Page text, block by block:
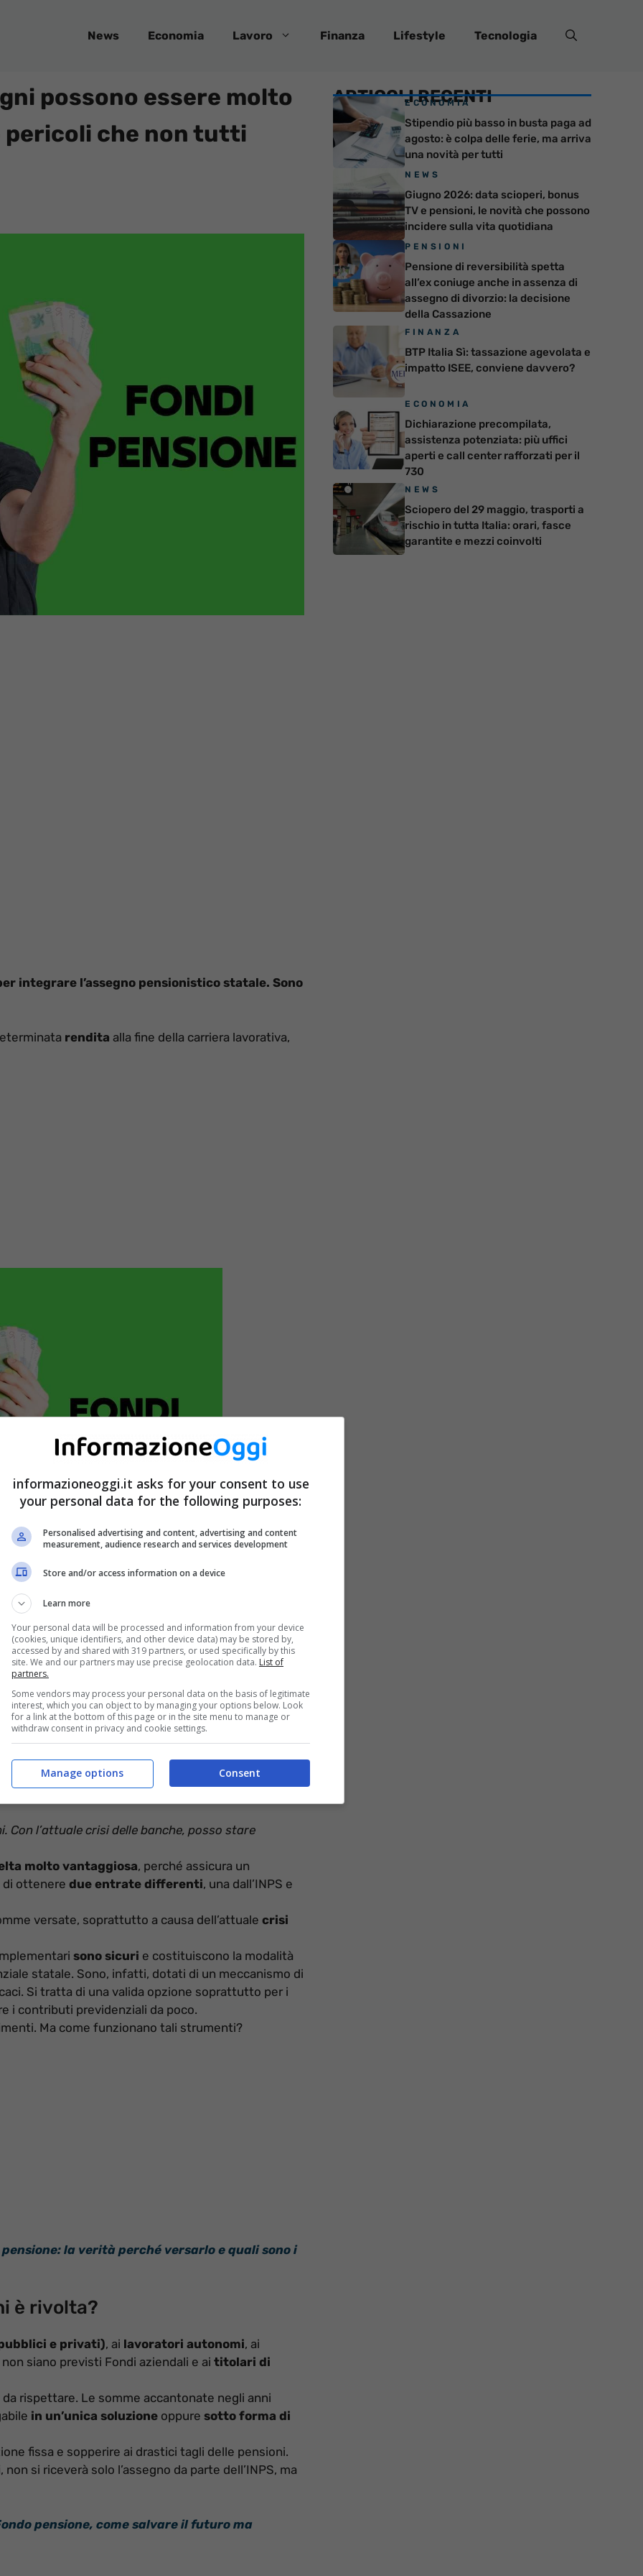
News Economia Lavoro Finanza Lifestyle Tecnologia
possono essere molto
pericoli che non tutti
integrare l’assegno pensionistico statale. Sono
rendita alla fine della carriera lavorativa,
delle somme versate dagli iscritti, nel corso della
della pensione. La somma maturata negli anni,
presupposti per l’erogazione dell’assegno
è necessario informarsi sui vantaggi e sugli
Con l’attuale crisi delle banche, posso stare
molto vantaggiosa, perché assicura un
di ottenere due entrate differenti, una dall’INPS e
versate, soprattutto a causa dell’attuale crisi
sono sicuri e costituiscono la modalità
statale. Sono, infatti, dotati di un meccanismo di
Si tratta di una valida opzione soprattutto per i
i contributi previdenziali da poco.
Ma come funzionano tali strumenti?
pensione: la verità perché versarlo e quali sono i
è rivolta?
e privati), ai lavoratori autonomi, ai
siano previsti Fondi aziendali e ai titolari di
rispettare. Le somme accantonate negli anni
in un’unica soluzione oppure sotto forma di
fissa e sopperire ai drastici tagli delle pensioni.
si riceverà solo l’assegno da parte dell’INPS, ma
pensione, come salvare il futuro ma
ARTICOLI RECENTI
ECONOMIA
Stipendio più basso in busta paga ad
agosto: è colpa delle ferie, ma arriva
una novità per tutti
NEWS
Giugno 2026: data scioperi, bonus
TV e pensioni, le novità che possono
incidere sulla vita quotidiana
PENSIONI
Pensione di reversibilità spetta
all’ex coniuge anche in assenza di
assegno di divorzio: la decisione
della Cassazione
FINANZA
BTP Italia Sì: tassazione agevolata e
impatto ISEE, conviene davvero?
ECONOMIA
Dichiarazione precompilata,
assistenza potenziata: più uffici
aperti e call center rafforzati per il
730
NEWS
Sciopero del 29 maggio, trasporti a
rischio in tutta Italia: orari, fasce
garantite e mezzi coinvolti
informazioneoggi.it asks for your consent to use
your personal data for the following purposes:
Personalised advertising and content, advertising and content
measurement, audience research and services development
Store and/or access information on a device
Learn more
Your personal data will be processed and information from your device
(cookies, unique identifiers, and other device data) may be stored by,
accessed by and shared with 319 partners, or used specifically by this
site. We and our partners may use precise geolocation data. List of
partners.
Some vendors may process your personal data on the basis of legitimate
interest, which you can object to by managing your options below. Look
for a link at the bottom of this page or in the site menu to manage or
withdraw consent in privacy and cookie settings.
Consent
Manage options